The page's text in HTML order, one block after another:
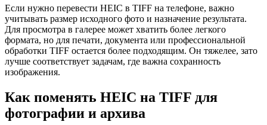
Если нужно перевести HEIC в TIFF на телефоне, важно
учитывать размер исходного фото и назначение результата.
Для просмотра в галерее может хватить более легкого
формата, но для печати, документа или профессиональной
обработки TIFF остается более подходящим. Он тяжелее, зато
лучше соответствует задачам, где важна сохранность
изображения.
Как поменять HEIC на TIFF для
фотографии и архива